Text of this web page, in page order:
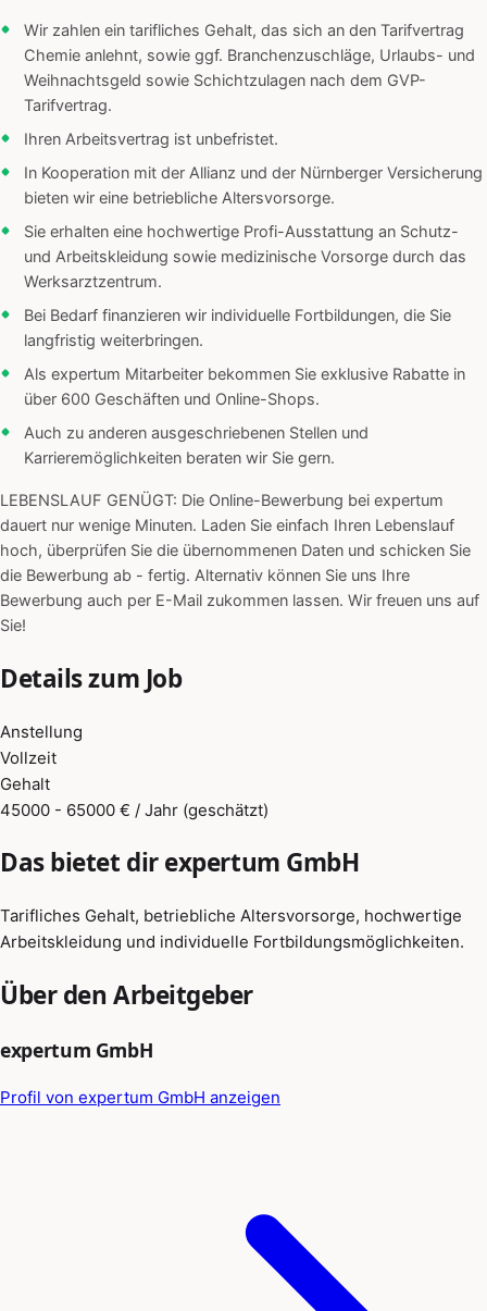
Wir zahlen ein tarifliches Gehalt, das sich an den Tarifvertrag
Chemie anlehnt, sowie ggf. Branchenzuschläge, Urlaubs- und
Weihnachtsgeld sowie Schichtzulagen nach dem GVP-
Tarifvertrag.
Ihren Arbeitsvertrag ist unbefristet.
In Kooperation mit der Allianz und der Nürnberger Versicherung
bieten wir eine betriebliche Altersvorsorge.
Sie erhalten eine hochwertige Profi-Ausstattung an Schutz-
und Arbeitskleidung sowie medizinische Vorsorge durch das
Werksarztzentrum.
Bei Bedarf finanzieren wir individuelle Fortbildungen, die Sie
langfristig weiterbringen.
Als expertum Mitarbeiter bekommen Sie exklusive Rabatte in
über 600 Geschäften und Online-Shops.
Auch zu anderen ausgeschriebenen Stellen und
Karrieremöglichkeiten beraten wir Sie gern.
LEBENSLAUF GENÜGT: Die Online-Bewerbung bei expertum
dauert nur wenige Minuten. Laden Sie einfach Ihren Lebenslauf
hoch, überprüfen Sie die übernommenen Daten und schicken Sie
die Bewerbung ab - fertig. Alternativ können Sie uns Ihre
Bewerbung auch per E-Mail zukommen lassen. Wir freuen uns auf
Sie!
Details zum Job
Anstellung
Vollzeit
Gehalt
45000 - 65000 € / Jahr (geschätzt)
Das bietet dir expertum GmbH
Tarifliches Gehalt, betriebliche Altersvorsorge, hochwertige
Arbeitskleidung und individuelle Fortbildungsmöglichkeiten.
Über den Arbeitgeber
expertum GmbH
Profil von expertum GmbH anzeigen